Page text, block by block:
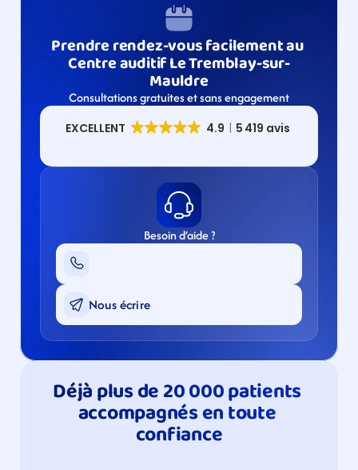
Prendre rendez-vous facilement au
Centre auditif Le Tremblay-sur-
Mauldre
Consultations gratuites et sans engagement
Besoin d’aide ?
Nous écrire
Déjà plus de 20 000 patients
accompagnés en toute
confiance